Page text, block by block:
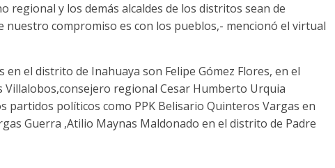
regional y los demás alcaldes de los distritos sean de
compromiso es con los pueblos,- mencionó el virtual
el distrito de Inahuaya son Felipe Gómez Flores, en el
Villalobos,consejero regional Cesar Humberto Urquia
partidos políticos como PPK Belisario Quinteros Vargas en
Guerra ,Atilio Maynas Maldonado en el distrito de Padre